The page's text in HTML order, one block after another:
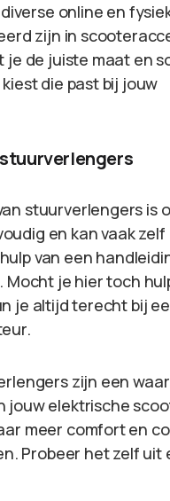
online en
zijn in
je de juiste maat en
die past bij jouw
stuurverlengers is
en kan vaak
van een
je hier toch
je altijd terecht bij
zijn een
jouw elektrische
meer comfort en
Probeer het zelf uit